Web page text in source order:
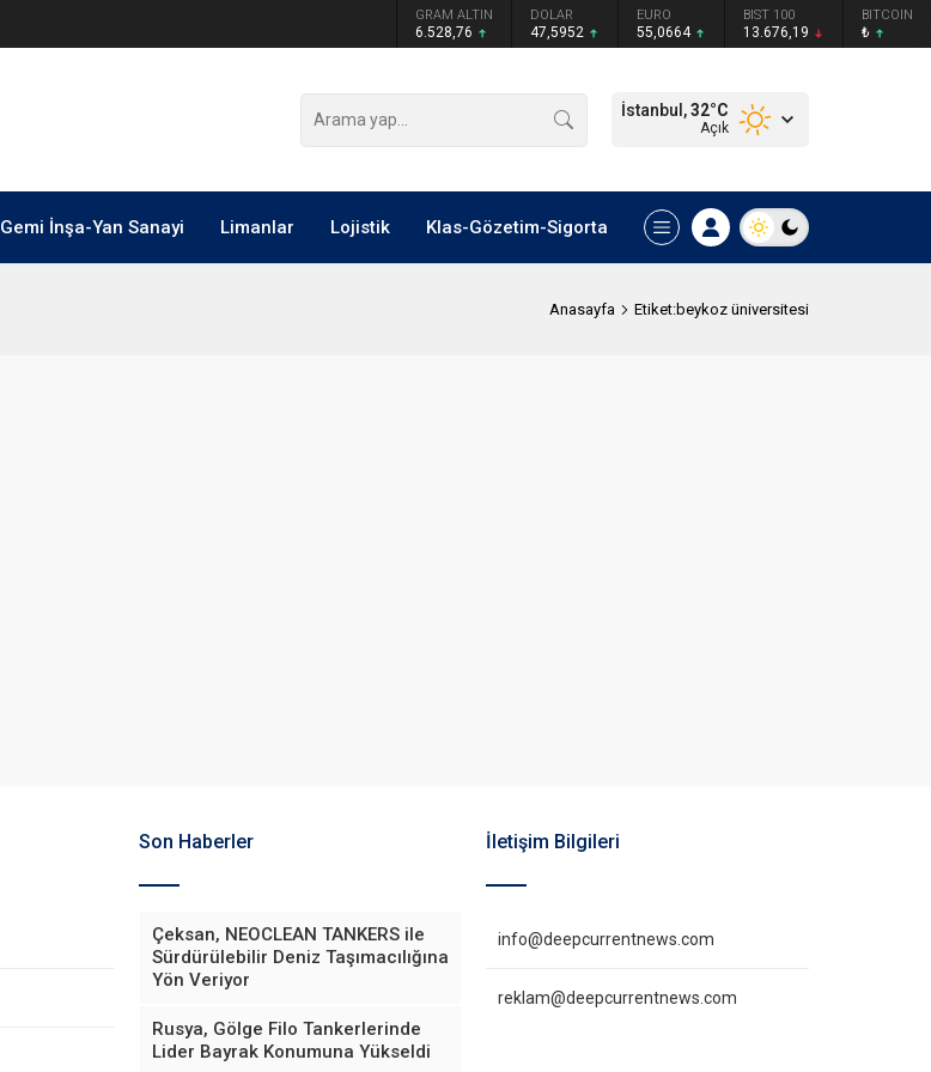
GRAM ALTIN
6.528,76
DOLAR
47,5952
EURO
55,0664
BIST 100
13.676,19
BITCOIN
₺
İstanbul,32°C
Açık
Gemi İnşa-Yan Sanayi Limanlar Lojistik Klas-Gözetim-Sigorta
Anasayfa Etiket:beykoz üniversitesi
Son Haberler
Çeksan, NEOCLEAN TANKERS ile
Sürdürülebilir Deniz Taşımacılığına
Yön Veriyor
Rusya, Gölge Filo Tankerlerinde
Lider Bayrak Konumuna Yükseldi
İletişim Bilgileri
info@deepcurrentnews.com
reklam@deepcurrentnews.com